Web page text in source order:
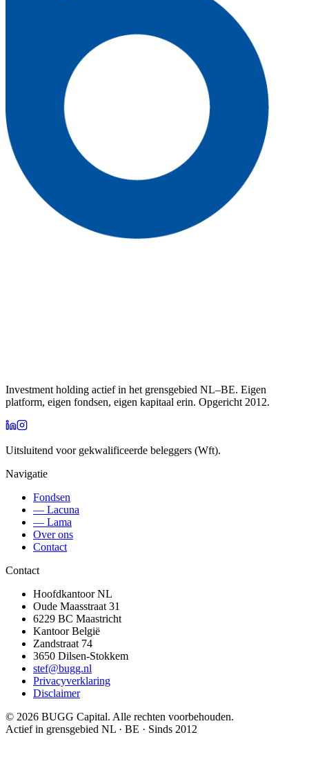
Investment holding actief in het grensgebied NL–BE. Eigen
platform, eigen fondsen, eigen kapitaal erin. Opgericht 2012.
Uitsluitend voor gekwalificeerde beleggers (Wft).
Navigatie
Fondsen
— Lacuna
— Lama
Over ons
Contact
Contact
Hoofdkantoor NL
Oude Maasstraat 31
6229 BC Maastricht
Kantoor België
Zandstraat 74
3650 Dilsen-Stokkem
stef@bugg.nl
Privacyverklaring
Disclaimer
© 2026 BUGG Capital. Alle rechten voorbehouden.
Actief in grensgebied NL · BE · Sinds 2012